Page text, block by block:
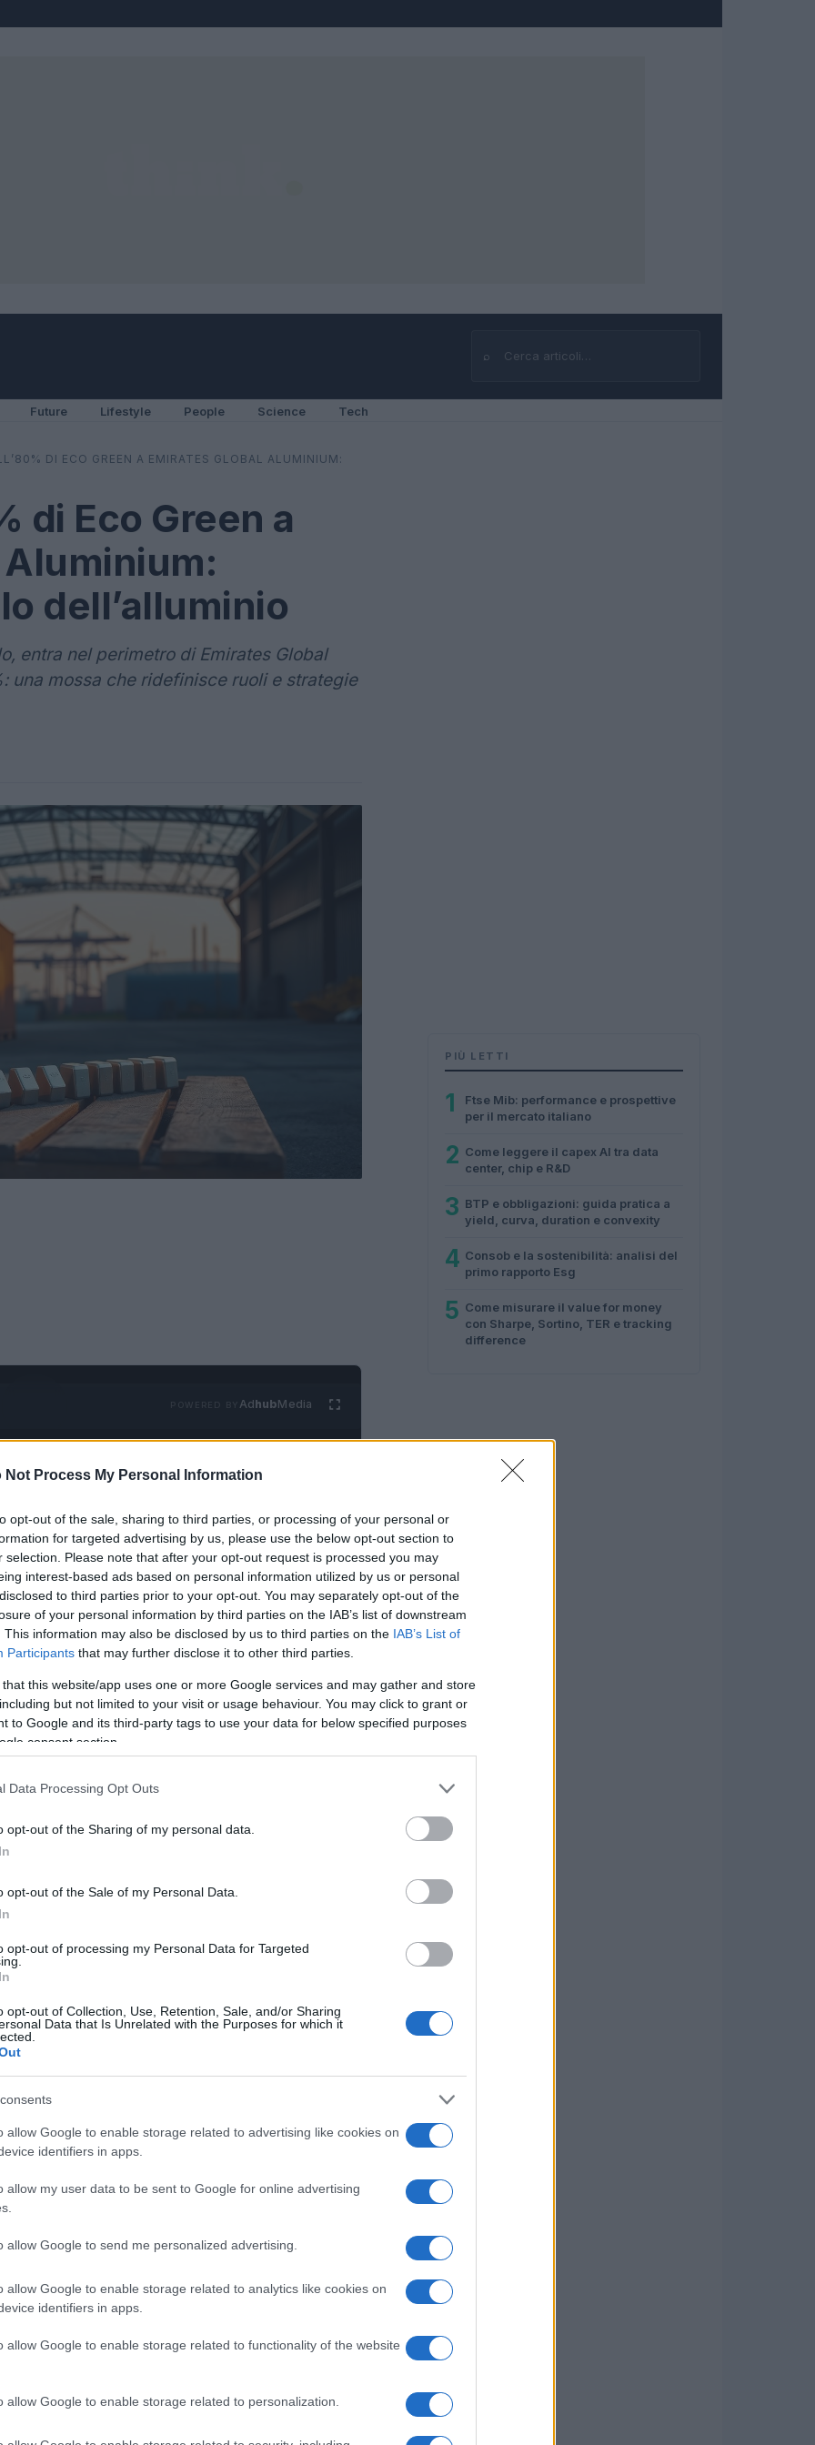
Not Process My Personal Information
opt-out of the sale, sharing to third parties, or processing of your personal or
for targeted advertising by us, please use the below opt-out section to
selection. Please note that after your opt-out request is processed you may
interest-based ads based on personal information utilized by us or personal
to third parties prior to your opt-out. You may separately opt-out of the
of your personal information by third parties on the IAB’s list of downstream
This information may also be disclosed by us to third parties on the IAB’s List of
Participants that may further disclose it to other third parties.
that this website/app uses one or more Google services and may gather and store
but not limited to your visit or usage behaviour. You may click to grant or
to Google and its third-party tags to use your data for below specified purposes
consent section.
Data Processing Opt Outs
opt-out of the Sharing of my personal data.
opt-out of the Sale of my Personal Data.
opt-out of processing my Personal Data for Targeted
opt-out of Collection, Use, Retention, Sale, and/or Sharing
Data that Is Unrelated with the Purposes for which it
allow Google to enable storage related to advertising like cookies on
identifiers in apps.
allow my user data to be sent to Google for online advertising
allow Google to send me personalized advertising.
allow Google to enable storage related to analytics like cookies on
identifiers in apps.
allow Google to enable storage related to functionality of the website
allow Google to enable storage related to personalization.
⌕
Cerca
Future Lifestyle People Science Tech
DI ECO GREEN A EMIRATES GLOBAL ALUMINIUM:
di Eco Green a
dell’alluminio
entra nel perimetro di Emirates Global
una mossa che ridefinisce ruoli e strategie
POWERED BY AdhubMedia
Greenha attirato l’attenzione degli
dallafamiglia Scappininel 1993 e con
è specializzata nelriciclo dell’alluminio.
nel gruppo guidato daEmirates Global
livello internazionale nel settore dei metalli.
al vaglio delleautorità competenti, aspetto
definitive. Sebbene la struttura dell’intesa
resterà una delle mosse più
di Eco Green e per l’espansione strategica
dell’alluminio.
conta
diEGAsegna una svolta per una realtà
di quote maggioritarie implica non solo un
ampliamento degli ambiti produttivi e
internazionale può favorire l’accesso a
per scalare la capacità di recupero e
PIÙ LETTI
1
Ftse Mib: performance e prospettive
per il mercato italiano
2 Come leggere il capex AI tra data
center, chip e R&D
3 BTP e obbligazioni: guida pratica a
yield, curva, duration e convexity
4 Consob e la sostenibilità: analisi del
primo rapporto Esg
5 Come misurare il value for money
con Sharpe, Sortino, TER e tracking
difference